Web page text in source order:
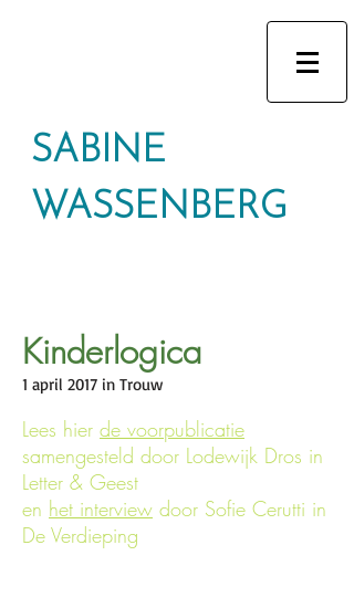
SABINE
WASSENBERG
Kinderlogica
1 april 2017 in Trouw
Lees hier de voorpublicatie
samengesteld door Lodewijk Dros in
Letter & Geest
en het interview door Sofie Cerutti in
De Verdieping